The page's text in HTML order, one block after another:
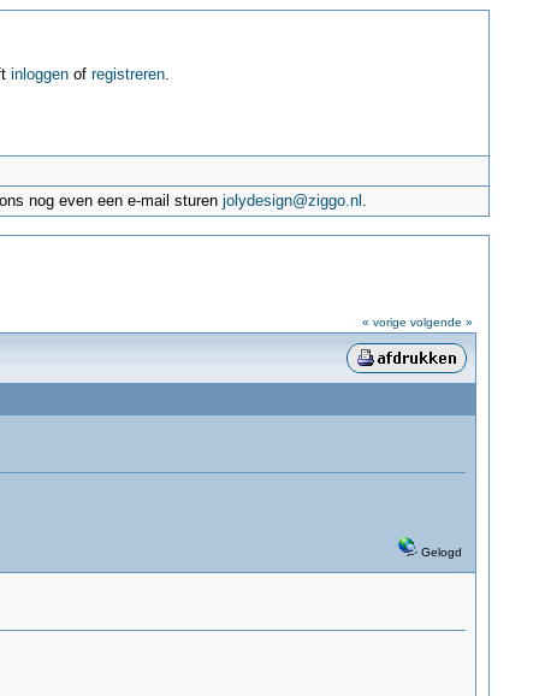
inloggenof registreren.
nog even een e-mail sturenjolydesign@ziggo.nl .
« vorige volgende »
Gelogd